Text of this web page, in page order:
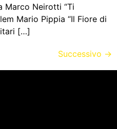
Marco Neirotti “Ti
Mario Pippia “Il Fiore di
[…]
Successivo →